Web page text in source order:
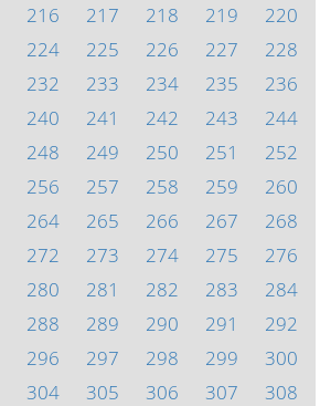
216 217 218 219
220
224 225 226 227
228
232 233 234 235
236
240 241 242 243
244
248 249 250 251
252
256 257 258 259
260
264 265 266 267
268
272 273 274 275
276
280 281 282 283
284
288 289 290 291
292
296 297 298 299
300
304 305 306 307
308